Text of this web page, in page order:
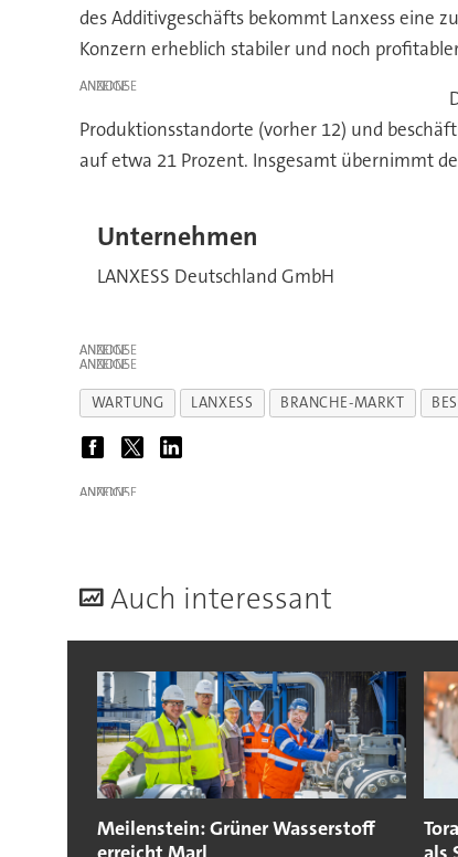
des Additivgeschäfts bekommt Lanxess eine
Konzern erheblich stabiler und noch
ANZEIGE
Produktionsstandorte (vorher 12) und
auf etwa 21 Prozent. Insgesamt übernimmt
Unternehmen
LANXESS Deutschland GmbH
ANZEIGE
ANZEIGE
WARTUNG LANXESS BRANCHE-MARKT
ANZEIGE
Auch interessant
Meilenstein: Grüner Wasserstoff
erreicht Marl
als